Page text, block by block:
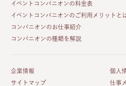
イベントコンパニオンの料金表
イベントコンパニオンのご利用メリットと
コンパニオンのお仕事紹介
コンパニオンの種類を解説
企業情報
個人
サイトマップ
仕事